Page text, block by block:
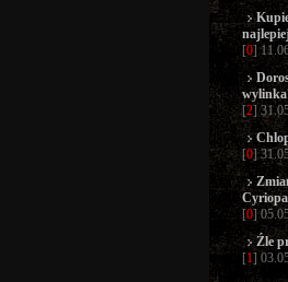
[0]
[2]
[0]
[0]
Źle
[1]